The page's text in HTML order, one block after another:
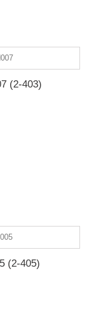
(2-403)
(2-405)